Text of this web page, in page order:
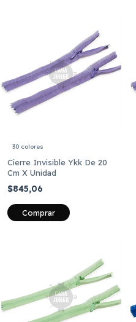
30 colores
Cierre Invisible Ykk De 20
Cm X Unidad
$845,06
Comprar